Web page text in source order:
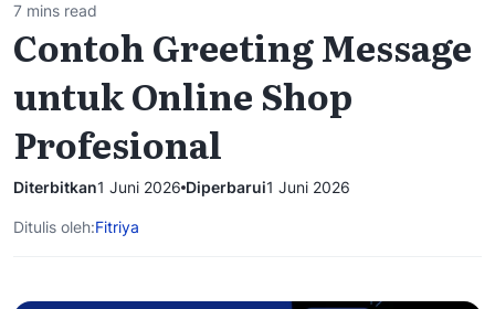
7 mins read
Contoh Greeting Message
untuk Online Shop
Profesional
Diterbitkan1 Juni 2026 Diperbarui1 Juni 2026
Ditulis oleh:Fitriya